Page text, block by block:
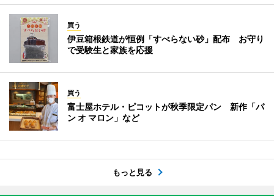
買う
伊豆箱根鉄道が恒例「すべらない砂」配布 お守り
で受験生と家族を応援
買う
富士屋ホテル・ピコットが秋季限定パン 新作「パ
ン オ マロン」など
もっと見る